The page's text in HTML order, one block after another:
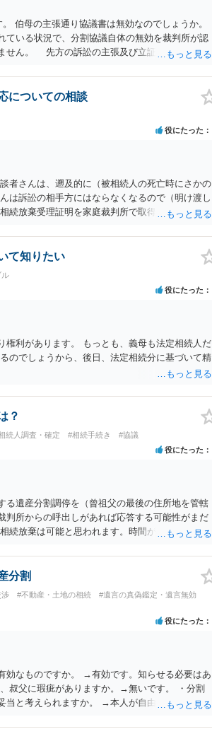
伯母の主張通り協議書は無効なのでしょうか。
いる状況で、分割協議自体の無効を裁判所が認
せん。 先方の訴訟の主張及び立証次第ですが、
・御祖母様の意に反する遺産分割協議を行う実
実際に遺産分割協議の効力が否定される可能性は
についての相談
役にたった
者さんは、遡及的に（被相続人の死亡時にさかの
は訴訟の相手方にはならなくなるので（明け渡し
続放棄受理証明を家庭裁判所で取得し、コピーを
（用事があり出席できない）との記載で十分で
の提出の必要は無いと思います。郵送（期限ま
て知りたい
ル
役にたった
利があります。 もっとも、義母も法定相続人だ
のでしょうから、後日、法定相続分に基づいて精
？
続人調査・確定 #相続手続き #協議
役にたった
る遺産分割調停を（曾祖父の最後の住所地を管轄
所からの呼出しがあれば応答する可能性がまだ
続放棄は可能と思われます。時間が思った以上に
分割
渉 #不動産・土地の相続
#遺言の真偽鑑定・遺言無効
役にたった
効なものですか。 →有効です。知らせる必要はあ
叔父に瑕疵がありますか。→無いです。 ・分割
当と考えられますか。 →本人が自由に決められま